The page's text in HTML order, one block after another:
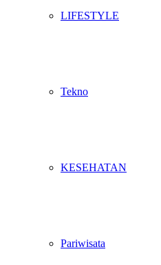
LIFESTYLE
Tekno
KESEHATAN
Pariwisata